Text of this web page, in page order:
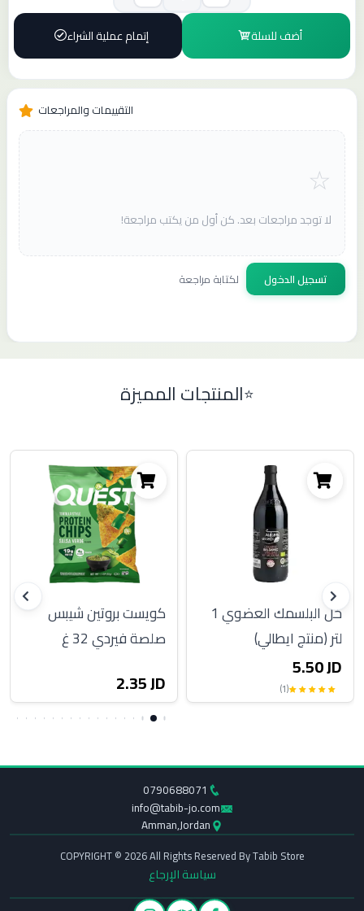
أضف للسلة إتمام عملية الشراء
التقييمات والمراجعات
لا توجد مراجعات بعد. كن أول من يكتب مراجعة!
تسجيل الدخول لكتابة مراجعة
المنتجات المميزة
خل البلسمك العضوي 1
لتر (منتج ايطالي)
5.50 JD
(1)
كويست بروتين شيبس
صلصة فيردي 32 غ
2.35 JD
0790688071
info@tabib-jo.com
Amman,Jordan
COPYRIGHT © 2026 All Rights Reserved By Tabib Store
سياسة الإرجاع